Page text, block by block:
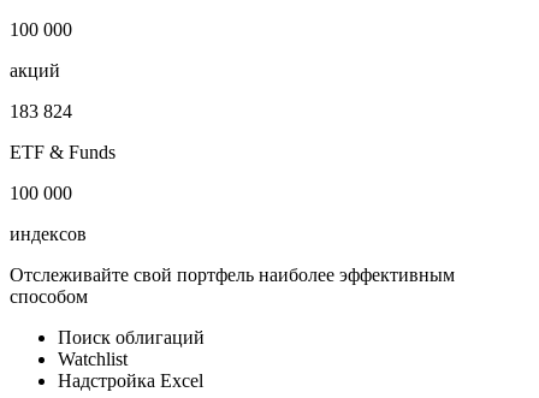
100 000
акций
183 824
ETF & Funds
100 000
индексов
Отслеживайте свой портфель наиболее эффективным
способом
Поиск облигаций
Watchlist
Надстройка Excel